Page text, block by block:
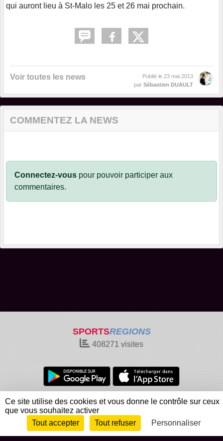
qui auront lieu à St-Malo les 25 et 26 mai prochain.
Voir toutes les news Publié le 23 mai 2013
par Sébastien DUAULT
COMMENTEZ LA NEWS
Connectez-vous pour pouvoir participer aux
commentaires.
SPORTSREGIONS
408271 visites
Charte cookies
Gestion des cookies
Informations légales
Signaler un contenu inapproprié
Envie de participer ?
Connexion
Ce site utilise des cookies et vous donne le contrôle sur ceux
que vous souhaitez activer
Tout accepter
Tout refuser Personnaliser